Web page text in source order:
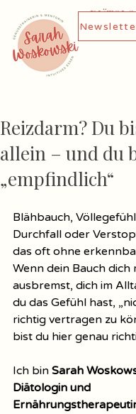
Reizdarm? Du
allein – und du
„empfindlich“
Blähbauch,
Durchfall oder
das oft ohne
Wenn dein Bauch dich
ausbremst, dich im
du das Gefühl hast,
richtig vertragen zu
bist du hier genau
Ich bin Sarah
Diätologin und